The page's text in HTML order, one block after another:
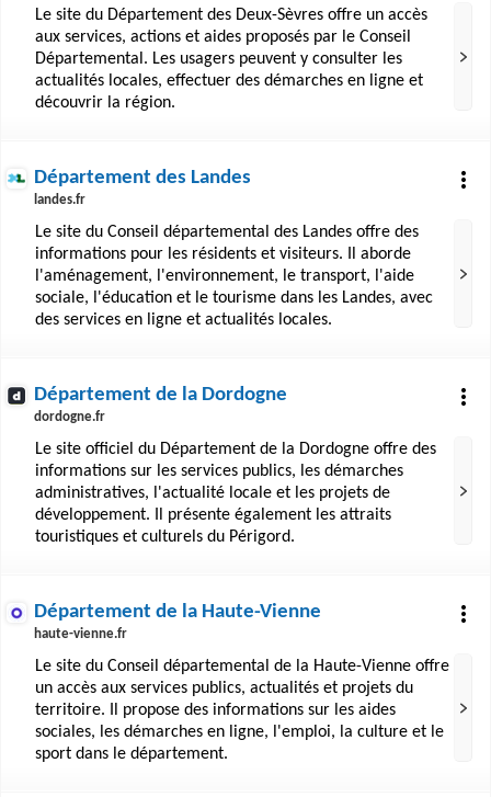
Le site du Département des Deux-Sèvres offre un accès
aux services, actions et aides proposés par le Conseil
Départemental. Les usagers peuvent y consulter les
actualités locales, effectuer des démarches en ligne et
découvrir la région.
Département des Landes
landes.fr
Le site du Conseil départemental des Landes offre des
informations pour les résidents et visiteurs. Il aborde
l'aménagement, l'environnement, le transport, l'aide
sociale, l'éducation et le tourisme dans les Landes, avec
des services en ligne et actualités locales.
Département de la Dordogne
dordogne.fr
Le site officiel du Département de la Dordogne offre des
informations sur les services publics, les démarches
administratives, l'actualité locale et les projets de
développement. Il présente également les attraits
touristiques et culturels du Périgord.
Département de la Haute-Vienne
haute-vienne.fr
Le site du Conseil départemental de la Haute-Vienne offre
un accès aux services publics, actualités et projets du
territoire. Il propose des informations sur les aides
sociales, les démarches en ligne, l'emploi, la culture et le
sport dans le département.